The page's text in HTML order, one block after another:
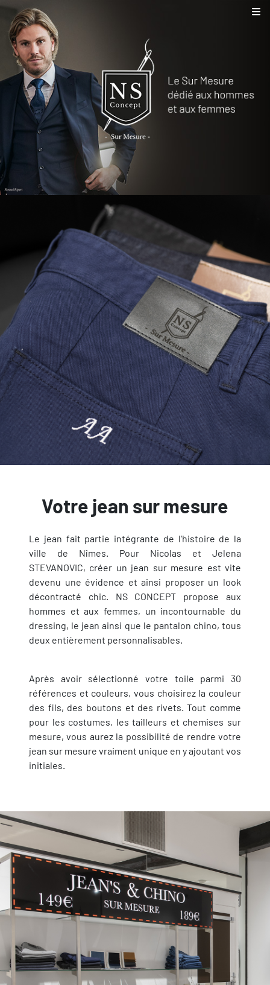
Votre jean sur mesure
Le jean fait partie intégrante de l'histoire de la
ville de Nîmes. Pour Nicolas et Jelena
STEVANOVIC, créer un jean sur mesure est vite
devenu une évidence et ainsi proposer un look
décontracté chic. NS CONCEPT propose aux
hommes et aux femmes, un incontournable du
dressing, le jean ainsi que le pantalon chino, tous
deux entièrement personnalisables.
Après avoir sélectionné votre toile parmi 30
références et couleurs, vous choisirez la couleur
des fils, des boutons et des rivets. Tout comme
pour les costumes, les tailleurs et chemises sur
mesure, vous aurez la possibilité de rendre votre
jean sur mesure vraiment unique en y ajoutant vos
initiales.